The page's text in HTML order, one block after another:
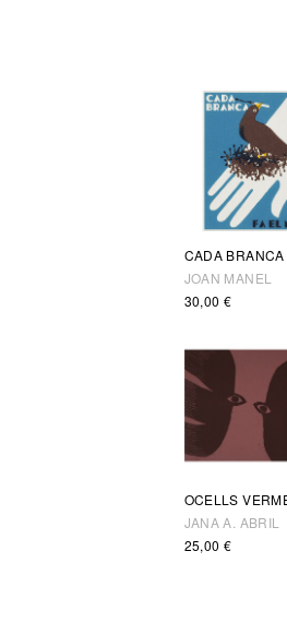
CADA BRANCA
JOAN MANEL
30,00 €
OCELLS
JANA A. ABRIL
25,00 €